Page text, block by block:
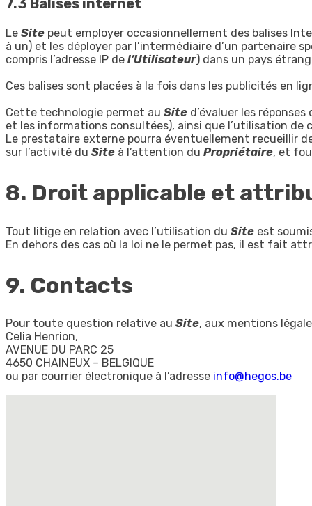
7.3 Balises internet
Le Site peut employer occasionnellement des balises
à un) et les déployer par l’intermédiaire d’un partenaire
compris l’adresse IP de l’Utilisateur) dans un pays
Ces balises sont placées à la fois dans les publicités en
Cette technologie permet au Site d’évaluer les
et les informations consultées), ainsi que l’utilisation de
Le prestataire externe pourra éventuellement recueillir
sur l’activité du Site à l’attention du Propriétaire, et
8. Droit applicable et
Tout litige en relation avec l’utilisation du Site est
En dehors des cas où la loi ne le permet pas, il est fait
9. Contacts
Pour toute question relative au Site, aux mentions
Celia Henrion,
AVENUE DU PARC 25
4650 CHAINEUX – BELGIQUE
ou par courrier électronique à l’adresse info@hegos.be